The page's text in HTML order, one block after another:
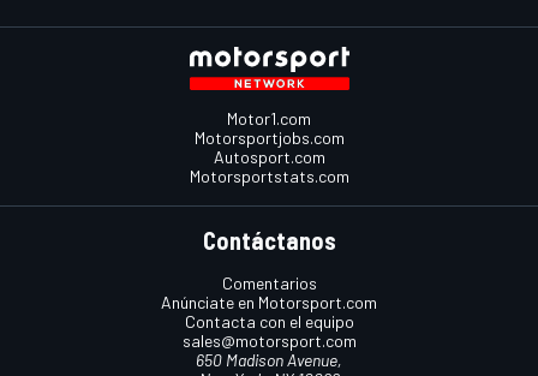
Motor1.com
Motorsportjobs.com
Autosport.com
Motorsportstats.com
Contáctanos
Comentarios
Anúnciate en Motorsport.com
Contacta con el equipo
sales@motorsport.com
650 Madison Avenue,